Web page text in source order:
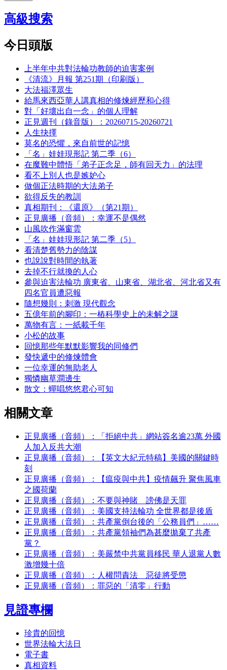
高級搜索
今日頭版
上半年中共對法輪功教師的迫害案例
《清流》月報 第251期（印刷版）
大法福澤眾生
給馬來西亞華人講真相的修煉經歷和心得
對「好壞出自一念」的個人理解
正見週刊（錄音版）：20260715-20260721
人生抉擇
莫名的恐懼，來自前世的記憶
「名」娃娃現形記 第二季（6）
在魔難中體悟「弟子正念足，師有回天力」的法理
看不上別人也是嫉妒心
做個正法時期的大法弟子
欲得反失的教訓
真相期刊：《還原》（第21期）
正見廣播（音頻）：幸運不是偶然
山風吹作滿窗雲
「名」娃娃現形記 第二季（5）
看清楚舊勢力的陰謀
也說說對時間的執著
去掉不行就換的人心
參與迫害法輪功 廣東省、山東省、湖北省、河北省又有
四名官員遭惡報
隨想幾則：刺激 現代觀念
五億年前的腳印：一樁科學史上的未解之謎
萬物有言：一紙載千年
小松的故事
回憶那些年默默影響我的同修們
發快遞中的修煉體會
一位幸運的無助老人
獨憐幽草澗邊生
散文：蟬唱悠悠君心可知
相關文章
正見廣播（音頻）：「拒絕中共」網站簽名逾23萬 外國
人加入反共大潮
正見廣播（音頻）：【英文大紀元特稿】美國的關鍵時
刻
正見廣播（音頻）：【瘟疫與中共】疫情飆升 聚焦風車
之國荷蘭
正見廣播（音頻）：不要與神賭 謗佛是天罪
正見廣播（音頻）：美國支持法輪功 全世界都是後盾
正見廣播（音頻）：共產黨倒台後的「公務員們」……
正見廣播（音頻）：共產黨領袖們為甚麼拋棄了共產
黨？
正見廣播（音頻）：美嚴禁中共黨員移民 華人退黨人數
激增幾十倍
正見廣播（音頻）：人權問責法 惡徒將受懲
正見廣播（音頻）：罪惡的「清零」行動
見證專欄
珍貴的回憶
世界法輪大法日
電子書
真相資料